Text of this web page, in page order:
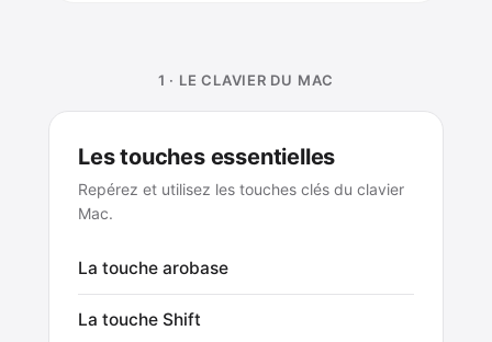
1 · LE CLAVIER DU MAC
Les touches essentielles
Repérez et utilisez les touches clés du clavier
Mac.
La touche arobase
La touche Shift